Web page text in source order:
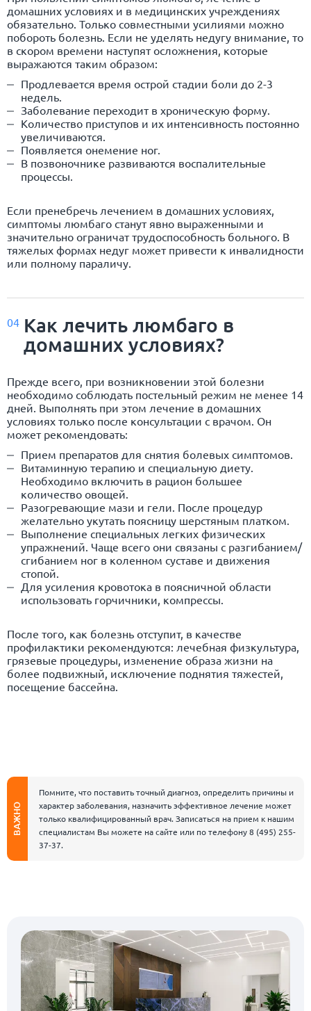
домашних условиях и в медицинских учреждениях
обязательно. Только совместными усилиями можно
побороть болезнь. Если не уделять недугу внимание, то
в скором времени наступят осложнения, которые
выражаются таким образом:
Продлевается время острой стадии боли до 2-3
недель.
Заболевание переходит в хроническую форму.
Количество приступов и их интенсивность постоянно
увеличиваются.
Появляется онемение ног.
В позвоночнике развиваются воспалительные
процессы.
Если пренебречь лечением в домашних условиях,
симптомы люмбаго станут явно выраженными и
значительно ограничат трудоспособность больного. В
тяжелых формах недуг может привести к инвалидности
или полному параличу.
04 Как лечить люмбаго в
домашних условиях?
Прежде всего, при возникновении этой болезни
необходимо соблюдать постельный режим не менее 14
дней. Выполнять при этом лечение в домашних
условиях только после консультации с врачом. Он
может рекомендовать:
Прием препаратов для снятия болевых симптомов.
Витаминную терапию и специальную диету.
Необходимо включить в рацион большее
количество овощей.
Разогревающие мази и гели. После процедур
желательно укутать поясницу шерстяным платком.
Выполнение специальных легких физических
упражнений. Чаще всего они связаны с разгибанием/
сгибанием ног в коленном суставе и движения
стопой.
Для усиления кровотока в поясничной области
использовать горчичники, компрессы.
После того, как болезнь отступит, в качестве
профилактики рекомендуются: лечебная физкультура,
грязевые процедуры, изменение образа жизни на
более подвижный, исключение поднятия тяжестей,
посещение бассейна.
ВАЖНО
Помните, что поставить точный диагноз, определить причины и
характер заболевания, назначить эффективное лечение может
только квалифицированный врач. Записаться на прием к нашим
специалистам Вы можете на сайте или по телефону8 (495) 255-
37-37.